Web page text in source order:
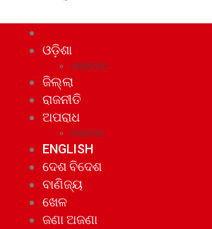
ଓଡ଼ିଶା
ମହାନଗର
ଜିଲ୍ଲା
ରାଜନୀତି
ଅପରାଧ
ଘୋଟାଲା
ENGLISH
ଦେଶ ବିଦେଶ
ବାଣିଜ୍ୟ
ଖେଳ
ଜଣା ଅଜଣା